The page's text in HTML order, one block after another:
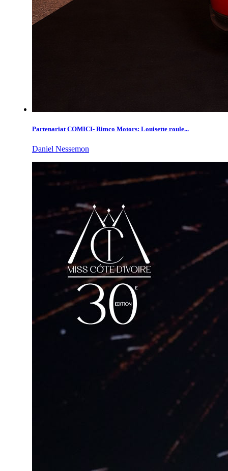
Partenariat COMICI- Rimco Motors: Louisette roule...
Daniel Nessemon